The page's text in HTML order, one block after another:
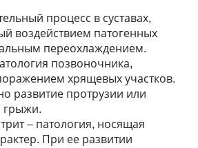
процесс в суставах,
воздействием патогенных
переохлаждением.
позвоночника,
хрящевых участков.
развитие протрузии или
грыжи.
– патология, носящая
При ее развитии